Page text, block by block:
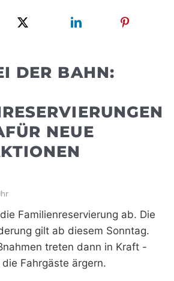
DER BAHN:
NEUE
Familienreservierung ab. Die
gilt ab diesem Sonntag.
treten dann in Kraft -
Fahrgäste ärgern.